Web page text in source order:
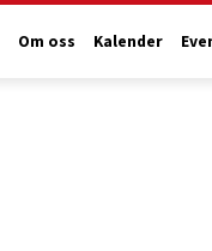
Om oss Kalender